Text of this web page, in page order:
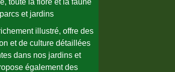
illustré, offre des
et de culture détaillées
dans nos jardins et
également des